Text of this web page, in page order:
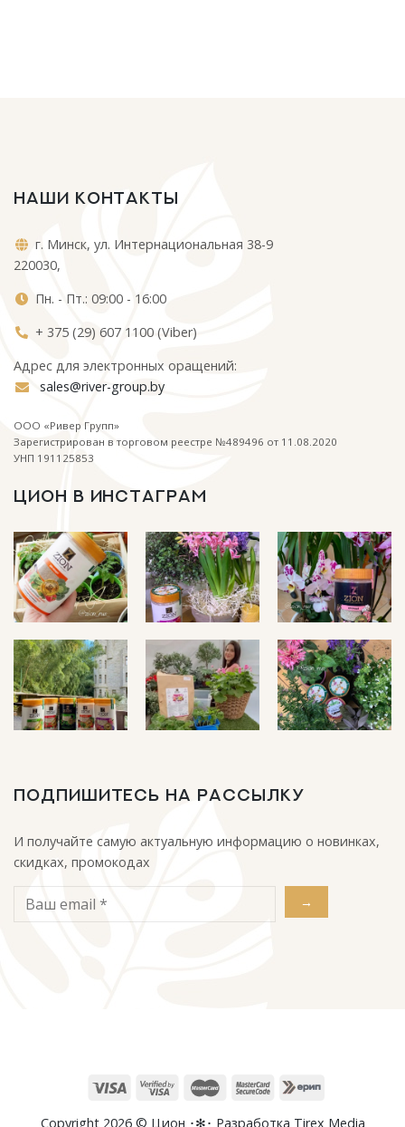
НАШИ КОНТАКТЫ
г. Минск, ул. Интернациональная 38-9
220030,
Пн. - Пт.: 09:00 - 16:00
+ 375 (29) 607 1100 (Viber)
Адрес для электронных оращений:
sales@river-group.by
ООО «Ривер Групп»
Зарегистрирован в торговом реестре №489496 от 11.08.2020
УНП 191125853
ЦИОН В ИНСТАГРАМ
ПОДПИШИТЕСЬ НА РАССЫЛКУ
И получайте самую актуальную информацию о новинках,
скидках, промокодах
Copyright 2026 © Цион ･✻･ Разработка Tirex Media